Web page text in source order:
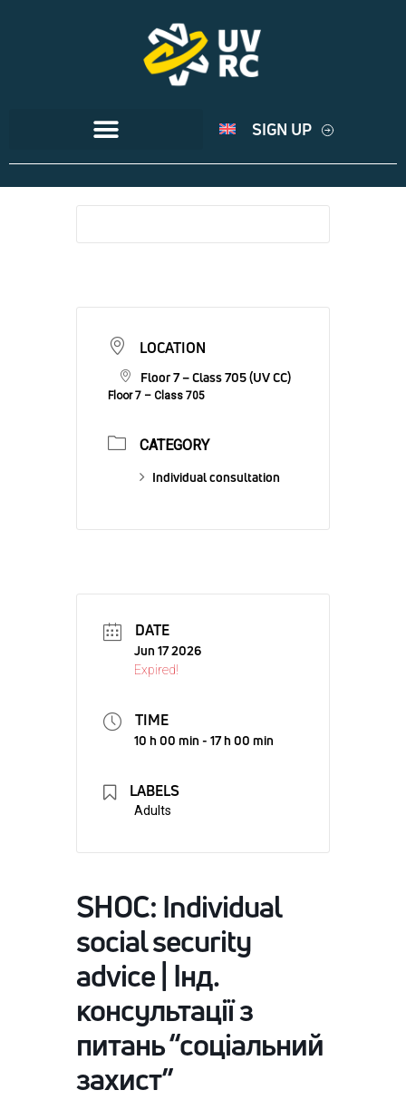
SIGN UP
LOCATION
Floor 7 – Class 705 (UV CC)
Floor 7 – Class 705
CATEGORY
Individual consultation
DATE
Jun 17 2026
Expired!
TIME
10 h 00 min - 17 h 00 min
LABELS
Adults
SHOC: Individual
social security
advice | Інд.
консультації з
питань “соціальний
захист”